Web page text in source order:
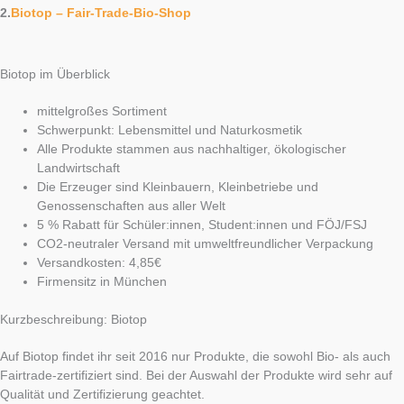
2.Biotop – Fair-Trade-Bio-Shop
Biotop im Überblick
mittelgroßes Sortiment
Schwerpunkt: Lebensmittel und Naturkosmetik
Alle Produkte stammen aus nachhaltiger, ökologischer
Landwirtschaft
Die Erzeuger sind Kleinbauern, Kleinbetriebe und
Genossenschaften aus aller Welt
5 % Rabatt für Schüler:innen, Student:innen und FÖJ/FSJ
CO2-neutraler Versand mit umweltfreundlicher Verpackung
Versandkosten: 4,85€
Firmensitz in München
Kurzbeschreibung: Biotop
Auf Biotop findet ihr seit 2016 nur Produkte, die sowohl Bio- als auch
Fairtrade-zertifiziert sind. Bei der Auswahl der Produkte wird sehr auf
Qualität und Zertifizierung geachtet.